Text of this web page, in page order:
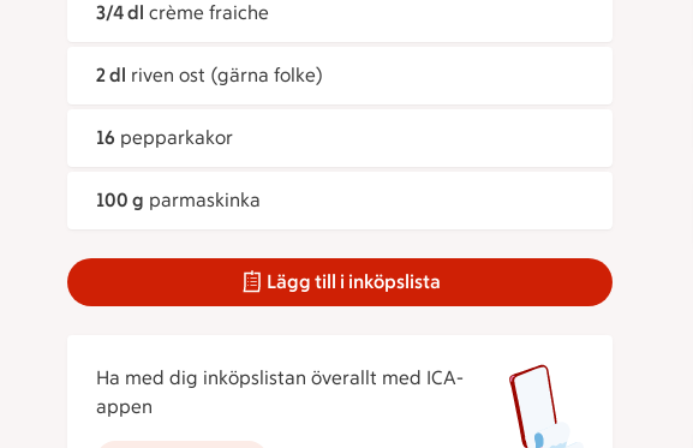
3/4 dl crème fraiche
2 dl riven ost (gärna folke)
16 pepparkakor
100 g parmaskinka
Lägg till i inköpslista
Ha med dig inköpslistan överallt med ICA-
appen